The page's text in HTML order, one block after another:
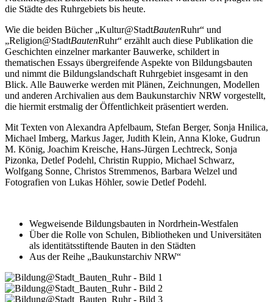
die Städte des Ruhrgebiets bis heute.
Wie die beiden Bücher „Kultur@StadtBautenRuhr“ und
„Religion@StadtBautenRuhr“ erzählt auch diese Publikation die
Geschichten einzelner markanter Bauwerke, schildert in
thematischen Essays übergreifende Aspekte von Bildungsbauten
und nimmt die Bildungslandschaft Ruhrgebiet insgesamt in den
Blick. Alle Bauwerke werden mit Plänen, Zeichnungen, Modellen
und anderen Archivalien aus dem Baukunstarchiv NRW vorgestellt,
die hiermit erstmalig der Öffentlichkeit präsentiert werden.
Mit Texten von Alexandra Apfelbaum, Stefan Berger, Sonja Hnilica,
Michael Imberg, Markus Jager, Judith Klein, Anna Kloke, Gudrun
M. König, Joachim Kreische, Hans-Jürgen Lechtreck, Sonja
Pizonka, Detlef Podehl, Christin Ruppio, Michael Schwarz,
Wolfgang Sonne, Christos Stremmenos, Barbara Welzel und
Fotografien von Lukas Höhler, sowie Detlef Podehl.
Wegweisende Bildungsbauten in Nordrhein-Westfalen
Über die Rolle von Schulen, Bibliotheken und Universitäten
als identitätsstiftende Bauten in den Städten
Aus der Reihe „Baukunstarchiv NRW“